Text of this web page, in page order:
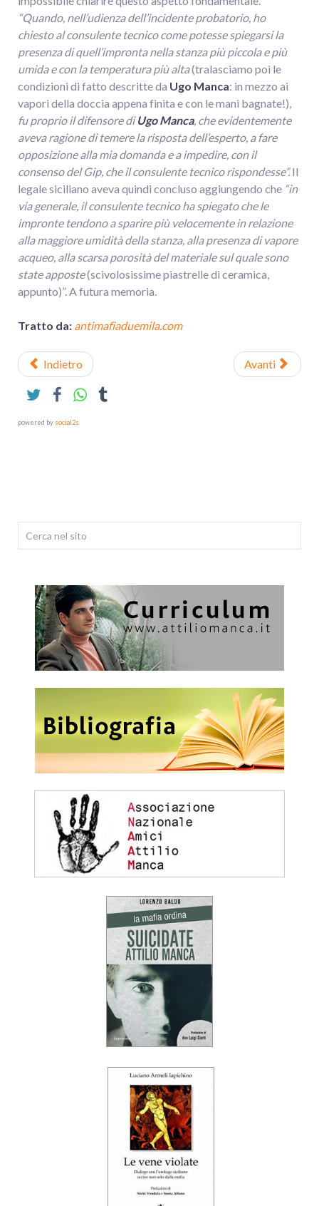
“Quando, nell’udienza dell’incidente probatorio, ho
chiesto al consulente tecnico come potesse spiegarsi la
presenza di quell’impronta nella stanza più piccola e più
umida e con la temperatura più alta(tralasciamo poi le
condizioni di fatto descritte da Ugo Manca: in mezzo ai
vapori della doccia appena finita e con le mani bagnate!),
fu proprio il difensore diUgo Manca, che evidentemente
aveva ragione di temere la risposta dell’esperto, a fare
opposizione alla mia domanda e a impedire, con il
consenso del Gip, che il consulente tecnico rispondesse”.Il
legale siciliano aveva quindi concluso aggiungendo che “in
via generale, il consulente tecnico ha spiegato che le
impronte tendono a sparire più velocemente in relazione
alla maggiore umidità della stanza, alla presenza di vapore
acqueo, alla scarsa porosità del materiale sul quale sono
state apposte(scivolosissime piastrelle di ceramica,
appunto)”. A futura memoria.
Tratto da: antimafiaduemila.com
Indietro Avanti
powered by social2s
Cerca...